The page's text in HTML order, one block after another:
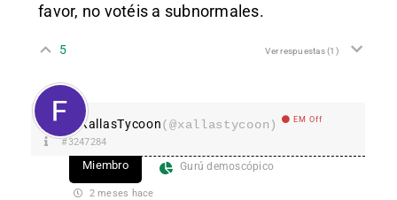
favor, no votéis a subnormales.
5 Ver respuestas(1)
XallasTycoon(@xallastycoon) EM Off
#3247284
Miembro Gurú demoscópico
2 meses hace